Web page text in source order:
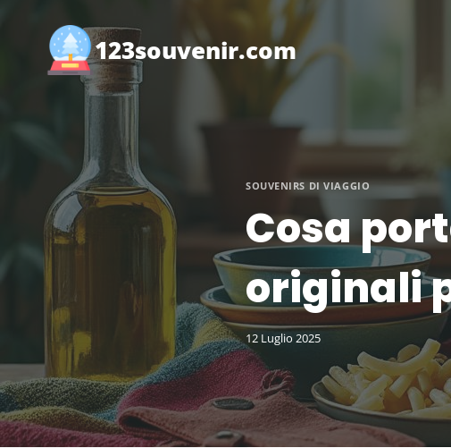
contenuto
123souvenir.com
SOUVENIRS DI VIAGGIO
Cosa
originali
12 Luglio 2025